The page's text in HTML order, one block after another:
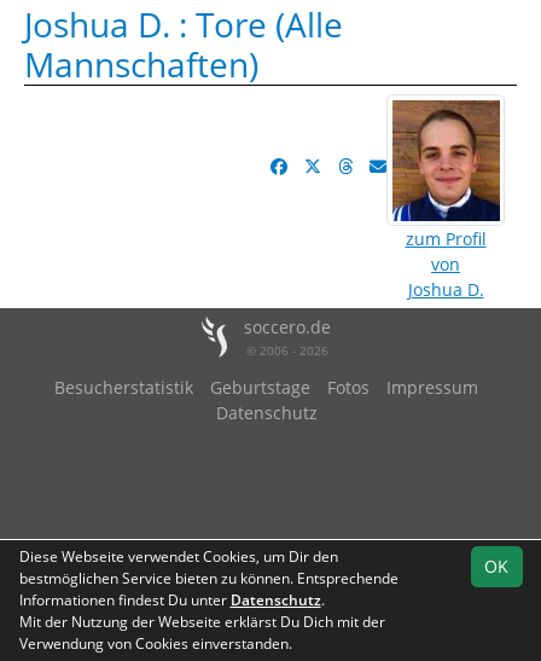
Joshua D. : Tore (Alle
Mannschaften)
zum Profil
von
Joshua D.
soccero.de
© 2006 - 2026
Besucherstatistik Geburtstage Fotos
Impressum
Datenschutz
OK
Diese Webseite verwendet Cookies, um Dir den
bestmöglichen Service bieten zu können. Entsprechende
Informationen findest Du unter Datenschutz.
Mit der Nutzung der Webseite erklärst Du Dich mit der
Verwendung von Cookies einverstanden.